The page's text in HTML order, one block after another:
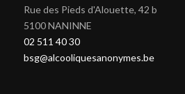
Rue des Pieds d'Alouette, 42 b
5100 NANINNE
02 511 40 30
bsg@alcooliquesanonymes.be